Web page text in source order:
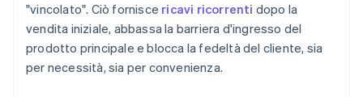
"vincolato". Ciò fornisce ricavi ricorrenti dopo la
vendita iniziale, abbassa la barriera d'ingresso del
prodotto principale e blocca la fedeltà del cliente, sia
per necessità, sia per convenienza.